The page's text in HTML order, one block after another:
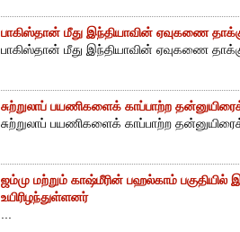
பாகிஸ்தான் மீது இந்தியாவின் ஏவுகணை
பாகிஸ்தான் மீது இந்தியாவின் ஏவுகணை
சுற்றுலாப் பயணிகளைக் காப்பாற்ற
சுற்றுலாப் பயணிகளைக் காப்பாற்ற
ஜம்மு மற்றும் காஷ்மீரின் பஹல்காம் பகுதியில்
உயிரிழந்துள்ளனர்
...